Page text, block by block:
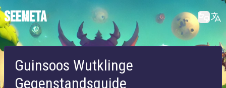
SEEMETA
Guinsoos Wutklinge
Gegenstandsguide